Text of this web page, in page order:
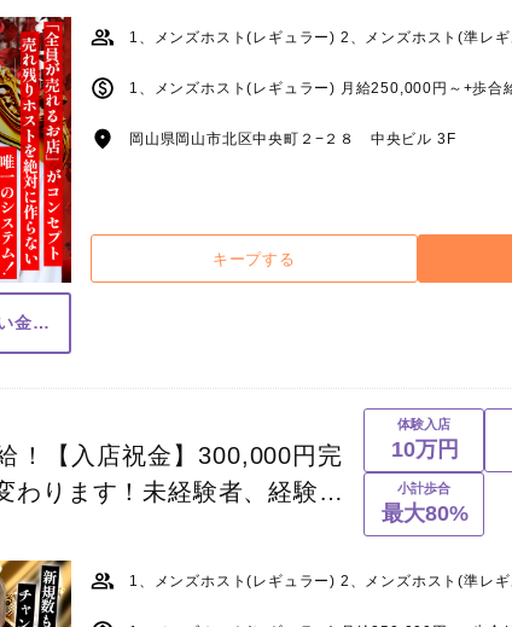
上の無いホストは1人も居ま
体入費10日間で10万円即日支給、入店祝い金あり
岡山県岡山市北区中央町２−２８ 中央ビル 3F
キープする
！【入店祝金】300,000円完
わります！未経験者、経験者
体験入店
10万円
小計歩合
最大80%